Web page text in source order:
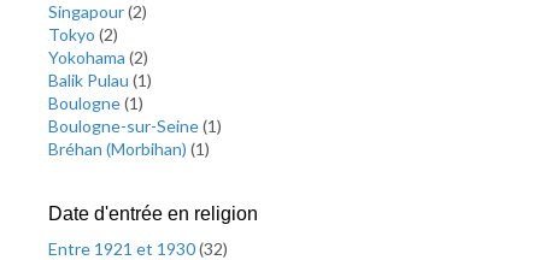
Singapour(2)
Tokyo (2)
Yokohama (2)
Balik Pulau (1)
Boulogne(1)
Boulogne-sur-Seine(1)
Bréhan (Morbihan) (1)
Date d'entrée en religion
Entre 1921 et 1930(32)